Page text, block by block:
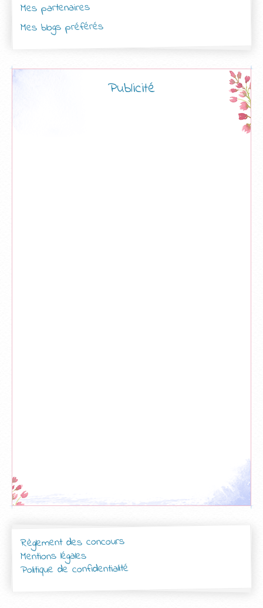
Mes partenaires
Mes blogs préférés
Publicité
Règlement des concours
Mentions légales
Politique de confidentialité